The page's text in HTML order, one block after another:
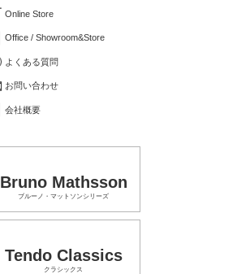
Online Store
Office / Showroom&Store
よくある質問
お問い合わせ
会社概要
Bruno Mathsson
ブルーノ・マットソンシリーズ
Tendo Classics
クラシックス